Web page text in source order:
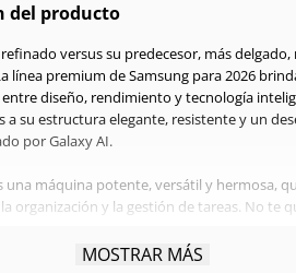
del producto
versus su predecesor, más delgado,
línea premium de Samsung para 2026
diseño, rendimiento y tecnología
a su estructura elegante, resistente y un
por Galaxy AI.
una máquina potente, versátil y hermosa,
organización y la gestión de tareas. No te
MOSTRAR MÁS